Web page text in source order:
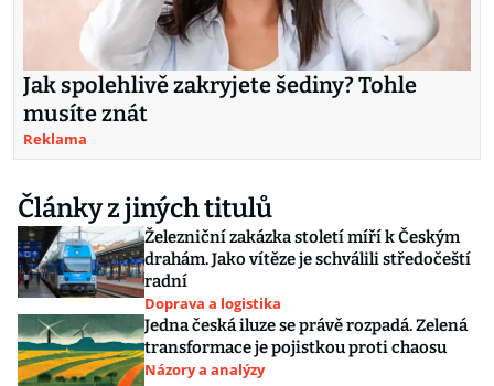
Jak spolehlivě zakryjete šediny? Tohle
musíte znát
Reklama
Články z jiných titulů
Železniční zakázka století míří k Českým
drahám. Jako vítěze je schválili středočeští
radní
Doprava a logistika
Jedna česká iluze se právě rozpadá. Zelená
transformace je pojistkou proti chaosu
Názory a analýzy